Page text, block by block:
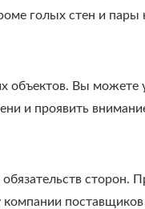
голых стен и
Вы можете
и проявить
сторон.
поставщиков